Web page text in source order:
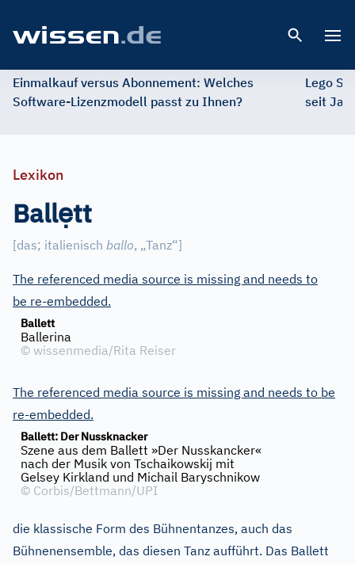
Einmalkauf versus Abonnement: Welches
Software-Lizenzmodell passt zu Ihnen?
Lego
seit
Lexikon
Ballẹtt
[das; italienisch ballo, „Tanz“]
The referenced media source is missing and needs to
be re-embedded.
Ballett
Ballerina
© wissenmedia/Rita Reiser
The referenced media source is missing and needs to be
re-embedded.
Ballett: Der Nussknacker
Szene aus dem Ballett »Der Nusskancker«
nach der Musik von Tschaikowskij mit
Gelsey Kirkland und Michail Baryschnikow
© Corbis/Bettmann/UPI
die klassische Form des Bühnentanzes, auch das
Bühnenensemble, das diesen Tanz aufführt. Das Ballett